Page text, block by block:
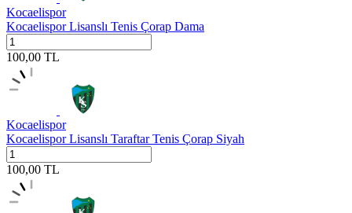
Kocaelispor
Kocaelispor Lisanslı Tenis Çorap Dama
100,00 TL
Kocaelispor
Kocaelispor Lisanslı Taraftar Tenis Çorap Siyah
100,00 TL